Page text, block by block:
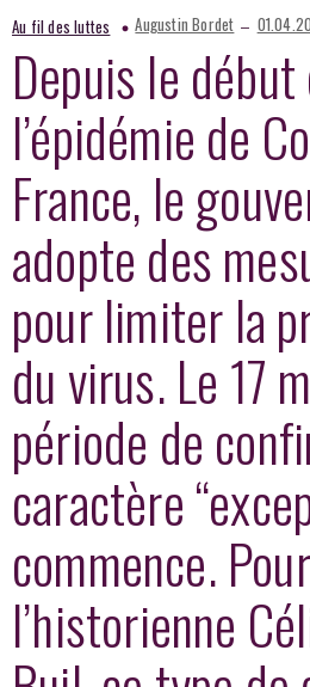
Au fil des luttes Augustin Bordet –
Depuis le début
l’épidémie de
France, le
adopte des
pour limiter la
du virus. Le 17
période de
caractère
commence. Pour
l’historienne